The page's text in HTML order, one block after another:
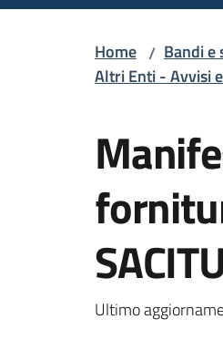
Home / Bandi
Altri Enti - Avvisi
Ultimo